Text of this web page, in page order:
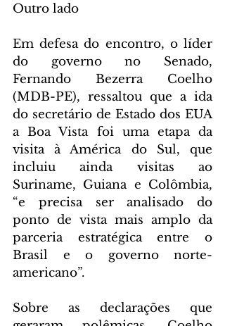
Outro lado
Em defesa do encontro, o líder
do governo no Senado,
Fernando Bezerra Coelho
(MDB-PE), ressaltou que a ida
do secretário de Estado dos EUA
a Boa Vista foi uma etapa da
visita à América do Sul, que
incluiu ainda visitas ao
Suriname, Guiana e Colômbia,
“e precisa ser analisado do
ponto de vista mais amplo da
parceria estratégica entre o
Brasil e o governo norte-
americano”.
Sobre as declarações que